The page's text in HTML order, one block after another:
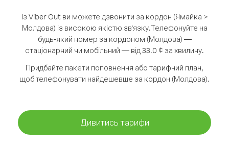
Із Viber Out ви можете дзвонити за кордон (Ямайка >
Молдова) із високою якістю зв'язку.Телефонуйте на
будь-який номер за кордоном (Молдова) —
стаціонарний чи мобільний — від 33.0 ¢ за хвилину.
Придбайте пакети поповнення або тарифний план,
щоб телефонувати найдешевше за кордон (Молдова).
Дивитись тарифи